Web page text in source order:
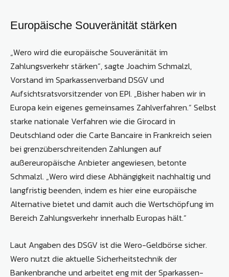
Europäische Souveränität stärken
„Wero wird die europäische Souveränität im
Zahlungsverkehr stärken“, sagte Joachim Schmalzl,
Vorstand im Sparkassenverband DSGV und
Aufsichtsratsvorsitzender von EPI. „Bisher haben wir in
Europa kein eigenes gemeinsames Zahlverfahren.“ Selbst
starke nationale Verfahren wie die Girocard in
Deutschland oder die Carte Bancaire in Frankreich seien
bei grenzüberschreitenden Zahlungen auf
außereuropäische Anbieter angewiesen, betonte
Schmalzl. „Wero wird diese Abhängigkeit nachhaltig und
langfristig beenden, indem es hier eine europäische
Alternative bietet und damit auch die Wertschöpfung im
Bereich Zahlungsverkehr innerhalb Europas hält.“
Laut Angaben des DSGV ist die Wero-Geldbörse sicher.
Wero nutzt die aktuelle Sicherheitstechnik der
Bankenbranche und arbeitet eng mit der Sparkassen-